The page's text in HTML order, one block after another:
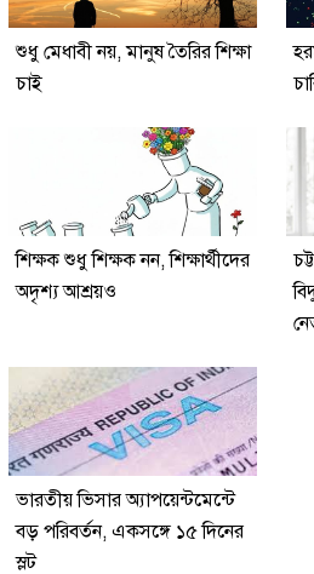
শুধু মেধাবী নয়, মানুষ তৈরির শিক্ষা
চাই
শিক্ষক শুধু শিক্ষক নন, শিক্ষার্থীদের
অদৃশ্য আশ্রয়ও
ভারতীয় ভিসার অ্যাপয়েন্টমেন্টে
বড় পরিবর্তন, একসঙ্গে ১৫ দিনের
স্লট